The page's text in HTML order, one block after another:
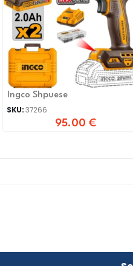
Ingco Shpuese
SKU:37266
95.00 €